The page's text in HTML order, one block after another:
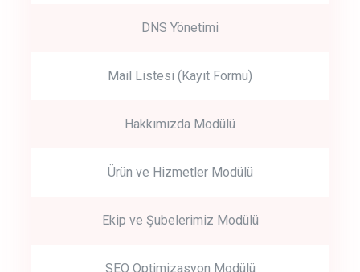
DNS Yönetimi
Mail Listesi (Kayıt Formu)
Hakkımızda Modülü
Ürün ve Hizmetler Modülü
Ekip ve Şubelerimiz Modülü
SEO Optimizasyon Modülü